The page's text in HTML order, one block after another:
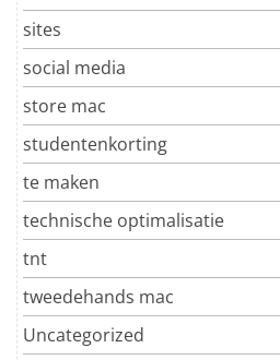
sites
social media
store mac
studentenkorting
te maken
technische optimalisatie
tnt
tweedehands mac
Uncategorized